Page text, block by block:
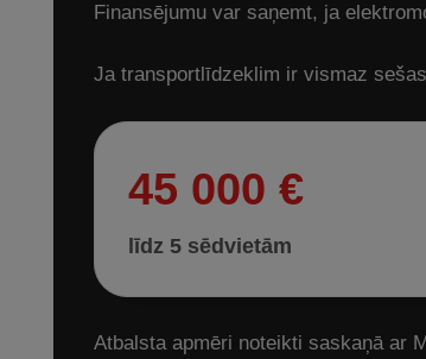
Finansējumu var saņemt, ja
Ja transportlīdzeklim ir vismaz
45 000 €
līdz 5 sēdvietām
Atbalsta apmēri noteikti saskaņā ar